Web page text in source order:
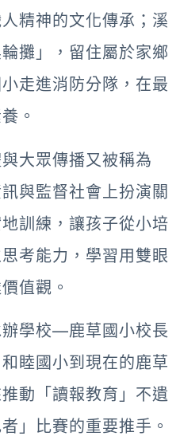
精神的文化傳承；溪
攤」，留住屬於家鄉
走進消防分隊，在最
。
大眾傳播又被稱為
與監督社會上扮演關
訓練，讓孩子從小培
考能力，學習用雙眼
值觀。
學校—鹿草國小校長
睦國小到現在的鹿草
動「讀報教育」不遺
」比賽的重要推手。